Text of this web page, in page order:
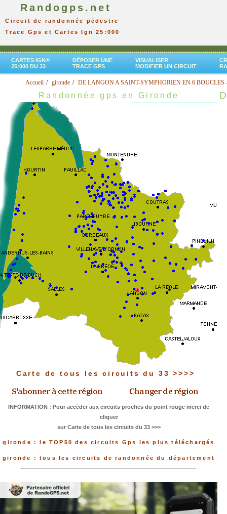
Randogps.net
Circuit de randonnée pédestre
Trace Gps et Cartes Ign 25:000
CARTES IGN®
25:000 DU 33
DÉPOSER UNE
TRACE GPS
VISUALISER
MODIFIER UN CIRCUIT
Accueil gironde DE LANGON A SAINT-SYMPHORIEN EN 6 BOUCLES
Randonnée gps en Gironde
Carte de tous les circuits du 33 >>>>
INFORMATION : Pour accéder aux circuits proches du point rouge merci de
cliquer
sur Carte de tous les circuits du 33 >>>
gironde : le TOP50 des circuits Gps les plus téléchargés
gironde : tous les circuits de randonnée du département